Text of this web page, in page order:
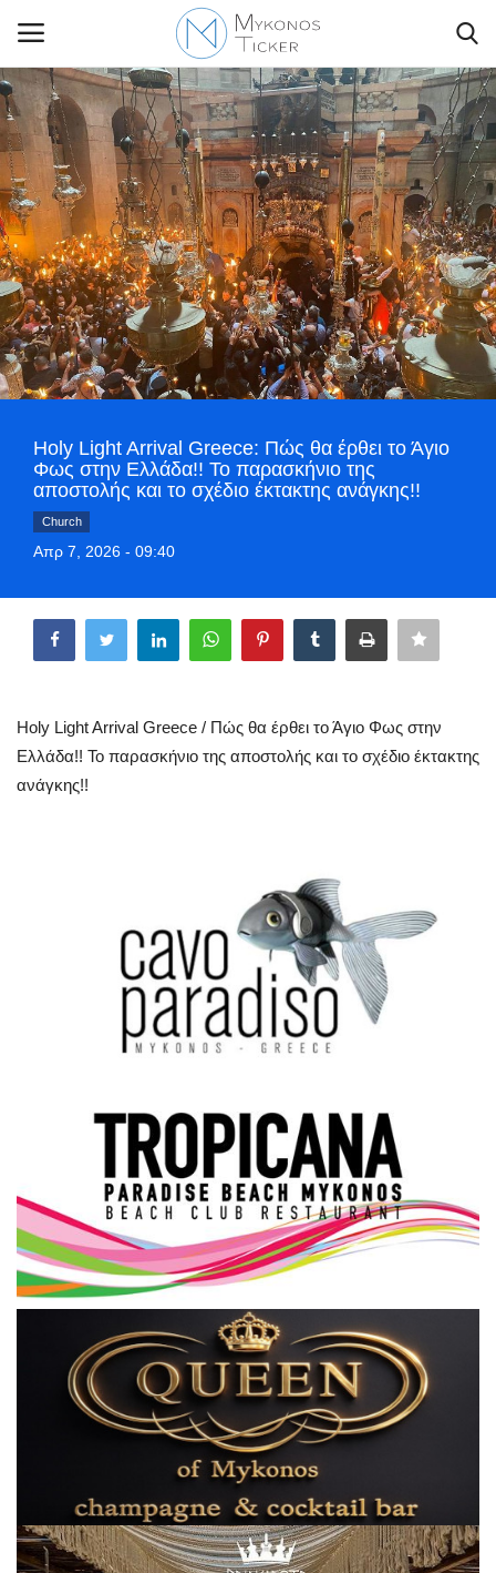
Contact Us
Politique
Business
Travel
World
Style Adorés
Greece
Arts & Culture
Sport
Science & Tech
Σεβασμιώτατος Δωρόθεος Β’
Cost Of Living Crisis
Opinion + Analysis
L’Art des Sens
All News
Local Elections 2023
Elections 2023
Holy Light Arrival Greece: Πώς θα έρθει το Άγιο
Φως στην Ελλάδα!! Το παρασκήνιο της
αποστολής και το σχέδιο έκτακτης ανάγκης!!
Church
Απρ 7, 2026 - 09:40
Holy Light Arrival Greece / Πώς θα έρθει το Άγιο Φως στην
Ελλάδα!! Το παρασκήνιο της αποστολής και το σχέδιο έκτακτης
ανάγκης!!